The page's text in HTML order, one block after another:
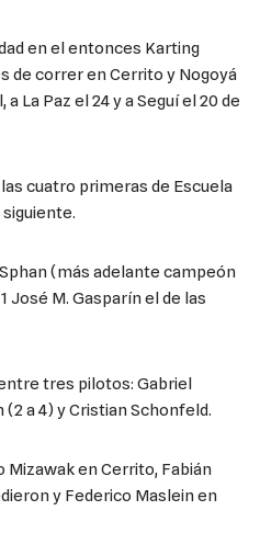
en el entonces Karting
de correr en Cerrito y Nogoyá
La Paz el 24 y a Seguí el 20 de
cuatro primeras de Escuela
(más adelante campeón
José M. Gasparín el de las
tres pilotos: Gabriel
a 4) y Cristian Schonfeld.
Mizawak en Cerrito, Fabián
y Federico Maslein en